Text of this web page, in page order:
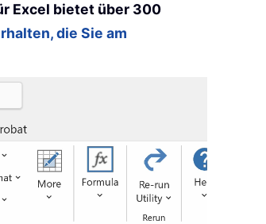
Excel bietet über 300
die Sie am